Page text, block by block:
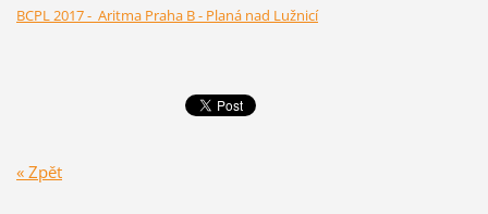
BCPL 2017 - Aritma Praha B - Planá nad Lužnicí
« Zpět